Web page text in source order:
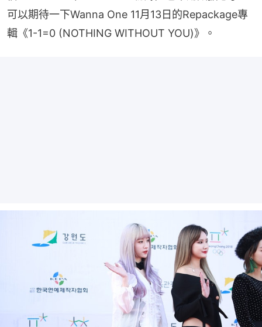
可以期待一下Wanna One 11月13日的Repackage專
輯《1-1=0 (NOTHING WITHOUT YOU)》。